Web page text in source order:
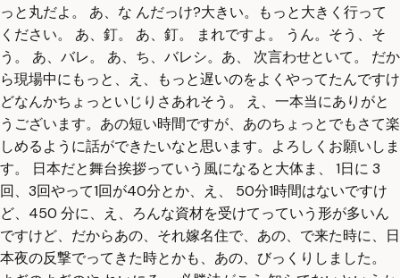
っと丸だよ。 あ、な んだっけ?大きい。もっと大きく行って
ください。 あ、釘。 あ、釘。 まれですよ。 うん。そう、そ
う。 あ、バレ。 あ、ち、バレシ。あ、 次言わせといて。 だか
ら現場中にもっと、え、もっと遅いのをよくやってたんですけ
どなんかちょっといじりさあれそう。 え、一本当にありがと
うございます。あの短い時間ですが、あのちょっとでもさて楽
しめるように話ができたいなと思います。よろしくお願いしま
す。 日本だと舞台挨拶っていう風になると大体ま、 1日に 3
回、3回やって1回が40分とか、え、 50分1時間はないですけ
ど、450 分に、え、ろんな資材を受けてっていう形が多いん
ですけど、だからあの、それ嫁名住で、あの、で来た時に、日
本夜の反撃でってきた時とかも、あの、びっくりしました。